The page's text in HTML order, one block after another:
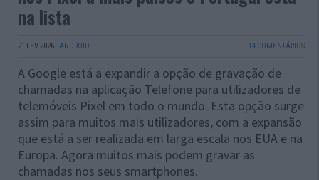
na lista
21 FEV 2026 · ANDROID 14 COMENTÁRIOS
A Google está a expandir a opção de gravação de
chamadas na aplicação Telefone para utilizadores de
telemóveis Pixel em todo o mundo. Esta opção surge
assim para muitos mais utilizadores, com a expansão
que está a ser realizada em larga escala nos EUA e na
Europa. Agora muitos mais podem gravar as
chamadas nos seus smartphones.